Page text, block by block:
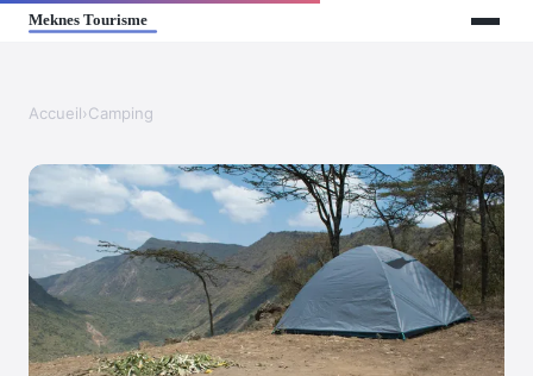
Accueil›Camping